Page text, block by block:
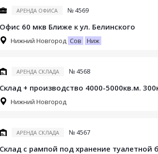
АРЕНДА ОФИСА № 4569
Офис 60 мкв Ближе к ул. Белинского
Нижний Новгород Сов Ниж
АРЕНДА СКЛАДА № 4568
Склад + производство 4000-5000кв.м.
Нижний Новгород
АРЕНДА СКЛАДА № 4567
Склад с рампой под хранение туалетной